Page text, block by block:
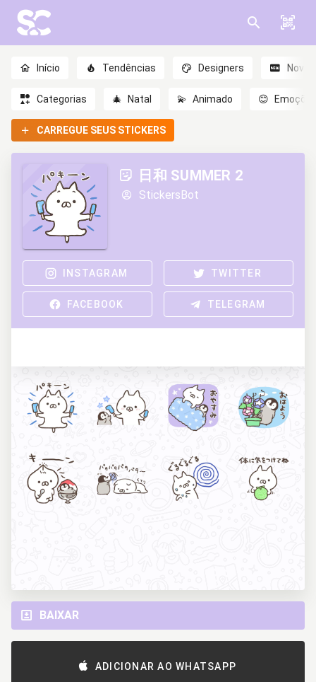
Início Tendências Designers Novo
Categorias 🎄 Natal 💫 Animado 😊
CARREGUE SEUS STICKERS
日和 SUMMER 2
StickersBot
INSTAGRAM TWITTER
FACEBOOK TELEGRAM
BAIXAR
ADICIONAR AO WHATSAPP